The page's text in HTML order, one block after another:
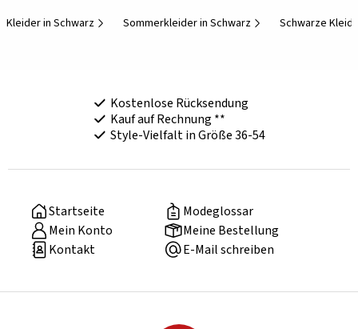
Kleider in Schwarz Sommerkleider in Schwarz Schwarze
Kostenlose Rücksendung
Kauf auf Rechnung **
Style-Vielfalt in Größe 36-54
Startseite
Modeglossar
Mein Konto
Meine Bestellung
Kontakt
E-Mail schreiben